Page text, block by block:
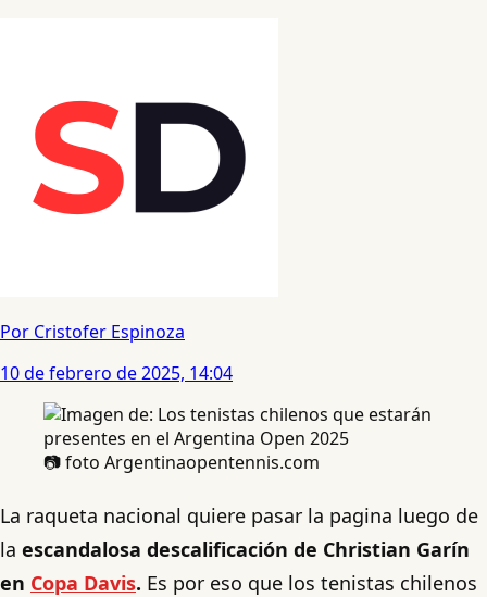
Por Cristofer Espinoza
10 de febrero de 2025, 14:04
📷 foto Argentinaopentennis.com
La raqueta nacional quiere pasar la pagina luego de
la escandalosa descalificación de Christian Garín
en Copa Davis. Es por eso que los tenistas chilenos